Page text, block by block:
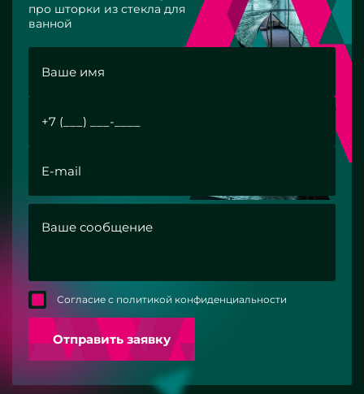
про шторки из стекла для
ванной
Согласие с политикой конфиденциальности
Отправить заявку